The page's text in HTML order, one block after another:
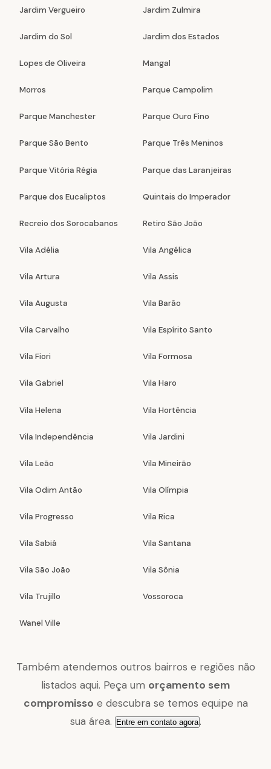
Jardim Vergueiro Jardim Zulmira
Jardim do Sol Jardim dos Estados
Lopes de Oliveira Mangal
Morros Parque Campolim
Parque Manchester Parque Ouro Fino
Parque São Bento Parque Três Meninos
Parque Vitória Régia Parque das Laranjeiras
Parque dos Eucaliptos Quintais do Imperador
Recreio dos Sorocabanos Retiro São João
Vila Adélia Vila Angélica
Vila Artura Vila Assis
Vila Augusta Vila Barão
Vila Carvalho Vila Espírito Santo
Vila Fiori Vila Formosa
Vila Gabriel Vila Haro
Vila Helena Vila Hortência
Vila Independência Vila Jardini
Vila Leão Vila Mineirão
Vila Odim Antão Vila Olímpia
Vila Progresso Vila Rica
Vila Sabiá Vila Santana
Vila São João Vila Sônia
Vila Trujillo Vossoroca
Wanel Ville
Também atendemos outros bairros e regiões não
listados aqui. Peça um orçamento sem
compromisso e descubra se temos equipe na
sua área. Entre em contato agora.